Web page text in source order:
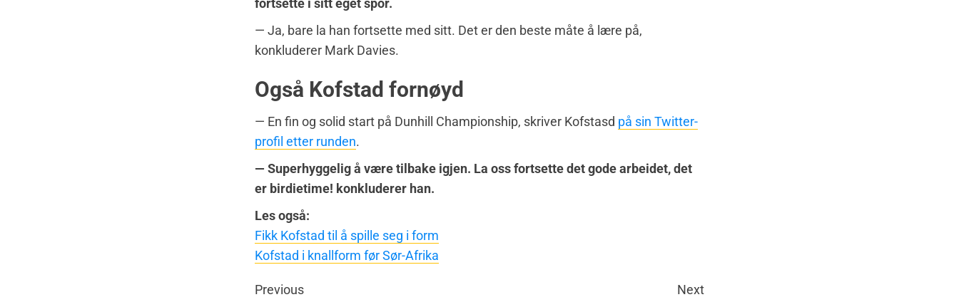
fortsette i sitt eget spor.
— Ja, bare la han fortsette med sitt. Det er den beste måte å lære på,
konkluderer Mark Davies.
Også Kofstad fornøyd
— En fin og solid start på Dunhill Championship, skriver Kofstasd på sin Twitter-
profil etter runden.
— Superhyggelig å være tilbake igjen. La oss fortsette det gode arbeidet, det
er birdietime! konkluderer han.
Les også:
Fikk Kofstad til å spille seg i form
Kofstad i knallform før Sør-Afrika
Previous Next